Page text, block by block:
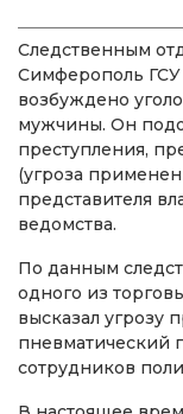
Следственным
Симферополь
возбуждено
мужчины. Он
преступления,
(угроза
представителя
ведомства.
По данным
одного из
высказал угрозу
пневматический
сотрудников